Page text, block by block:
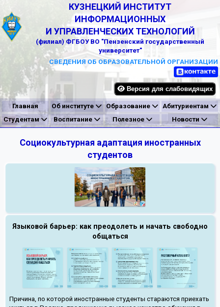
КУЗНЕЦКИЙ ИНСТИТУТ
ИНФОРМАЦИОННЫХ
И УПРАВЛЕНЧЕСКИХ ТЕХНОЛОГИЙ
(филиал) ФГБОУ ВО "Пензенский государственный
университет"
СВЕДЕНИЯ ОБ ОБРАЗОВАТЕЛЬНОЙ ОРГАНИЗАЦИИ
Версия для слабовидящих
Главная Об институте Образование
Абитуриентам
Студентам
Воспитание Полезное Новости
Социокультурная адаптация иностранных
студентов
Языковой барьер: как преодолеть и начать свободно
общаться
Причина, по которой иностранные студенты стараются приехать